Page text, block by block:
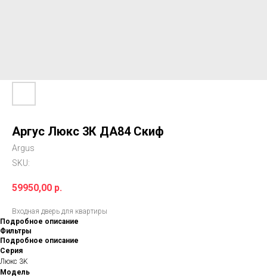
Аргус Люкс 3К ДА84 Скиф
Argus
SKU:
59950,00 р.
Входная дверь для квартиры
Подробное описание
Фильтры
Подробное описание
Серия
Люкс 3K
Модель